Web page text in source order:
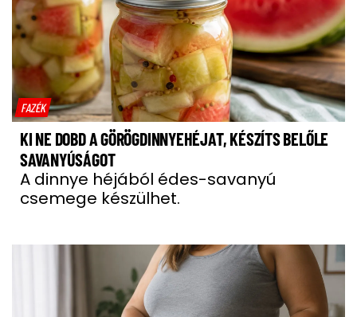
FAZÉK
KI NE DOBD A GÖRÖGDINNYEHÉJAT, KÉSZÍTS BELŐLE
SAVANYÚSÁGOT
A dinnye héjából édes-savanyú
csemege készülhet.